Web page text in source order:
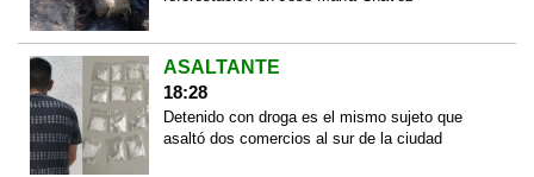
ASALTANTE
18:28
Detenido con droga es el mismo sujeto que
asaltó dos comercios al sur de la ciudad